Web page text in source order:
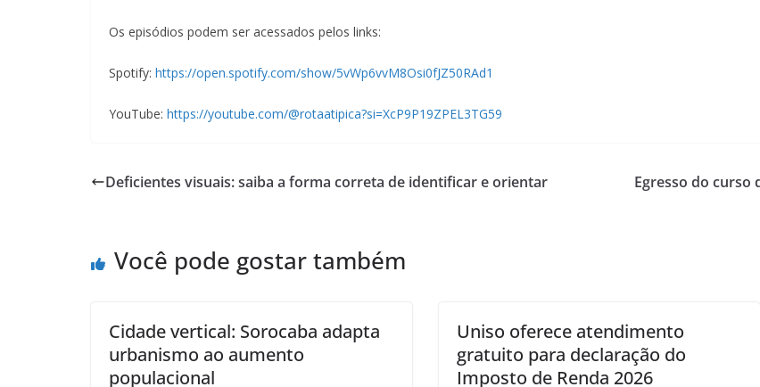
Os episódios podem ser acessados pelos links:
Spotify: https://open.spotify.com/show/5vWp6vvM8Osi0fJZ50RAd1
YouTube: https://youtube.com/@rotaatipica?si=XcP9P19ZPEL3TG59
Deficientes visuais: saiba a forma correta de identificar e orientar
Egresso do curso
Você pode gostar também
Cidade vertical: Sorocaba adapta
urbanismo ao aumento
populacional
Uniso oferece atendimento
gratuito para declaração do
Imposto de Renda 2026